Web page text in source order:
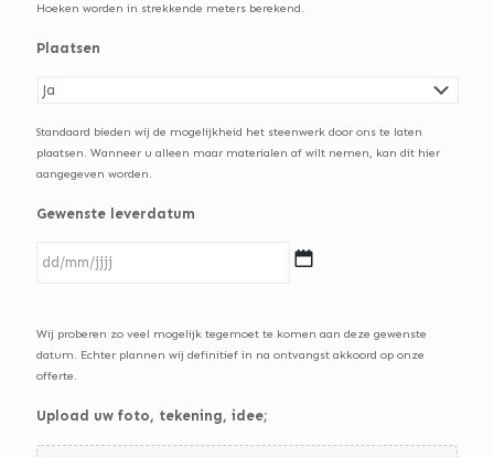
Hoeken worden in strekkende meters berekend.
Plaatsen
Standaard bieden wij de mogelijkheid het steenwerk door ons te laten
plaatsen. Wanneer u alleen maar materialen af wilt nemen, kan dit hier
aangegeven worden.
Gewenste leverdatum
slash
MM
slash
Wij proberen zo veel mogelijk tegemoet te komen aan deze gewenste
datum. Echter plannen wij definitief in na ontvangst akkoord op onze
offerte.
Upload uw foto, tekening, idee;